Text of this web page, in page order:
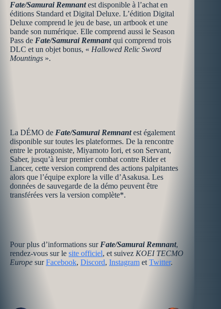
Fate/Samurai Remnantest disponible à l’achat en
éditions Standard et Digital Deluxe. L’édition Digital
Deluxe comprend le jeu de base, un artbook et une
bande son numérique. Elle comprend aussi le Season
Pass de Fate/Samurai Remnantqui comprend trois
DLC et un objet bonus, « Hallowed Relic Sword
Mountings ».
La DÉMO de Fate/Samurai Remnantest également
disponible sur toutes les plateformes. De la rencontre
entre le protagoniste, Miyamoto Iori, et son Servant,
Saber, jusqu’à leur premier combat contre Rider et
Lancer, cette version comprend des actions palpitantes
alors que l’équipe explore la ville d’Asakusa. Les
données de sauvegarde de la démo peuvent être
transférées vers la version complète*.
Pour plus d’informations sur Fate/Samurai Remnant,
rendez-vous sur le site officiel, et suivez KOEI TECMO
Europe surFacebook, Discord, Instagram et Twitter.